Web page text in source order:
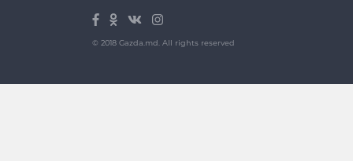
© 2018 Gazda.md. All rights reserved